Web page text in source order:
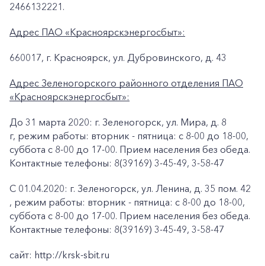
2466132221.
Адрес ПАО «Красноярскэнергосбыт»:
660017, г. Красноярск, ул. Дубровинского, д. 43
Адрес Зеленогорского районного отделения ПАО
«Красноярскэнергосбыт»:
До 31 марта 2020: г. Зеленогорск, ул. Мира, д. 8
г, режим работы: вторник - пятница: с 8-00 до 18-00,
суббота с 8-00 до 17-00. Прием населения без обеда.
Контактные телефоны: 8(39169) 3-45-49, 3-58-47
С 01.04.2020: г. Зеленогорск, ул. Ленина, д. 35 пом. 42
, режим работы: вторник - пятница: с 8-00 до 18-00,
суббота с 8-00 до 17-00. Прием населения без обеда.
Контактные телефоны: 8(39169) 3-45-49, 3-58-47
сайт: http://krsk-sbit.ru